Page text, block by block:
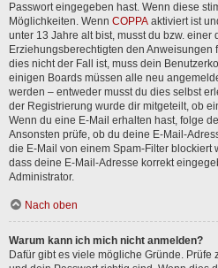
Passwort eingegeben hast. Wenn diese
Möglichkeiten. Wenn COPPA aktiviert ist
unter 13 Jahre alt bist, musst du bzw.
Erziehungsberechtigten den Anweisungen
dies nicht der Fall ist, muss dein
einigen Boards müssen alle neu
werden – entweder musst du dies selbst
der Registrierung wurde dir mitgeteilt, ob
Wenn du eine E-Mail erhalten hast, folge
Ansonsten prüfe, ob du deine E-Mail-
die E-Mail von einem Spam-Filter blockiert
dass deine E-Mail-Adresse korrekt
Administrator.
Nach oben
Warum kann ich mich nicht anmelden?
Dafür gibt es viele mögliche Gründe. Prüfe